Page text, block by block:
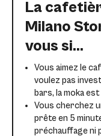
La
Milano
vous si…
Vous aimez le
voulez pas
bars, la moka
Vous cherchez
prête en 5
préchauffage ni